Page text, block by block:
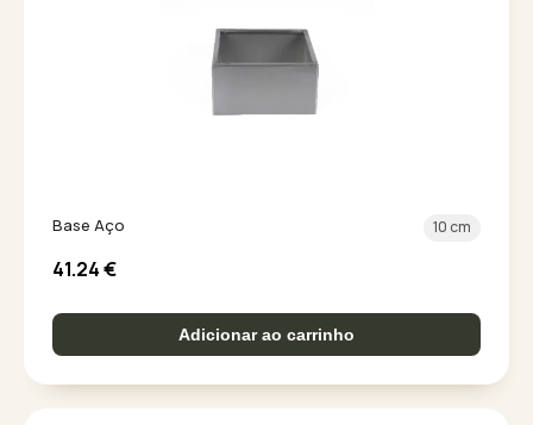
Base Aço 10 cm
41.24€
Adicionar ao carrinho